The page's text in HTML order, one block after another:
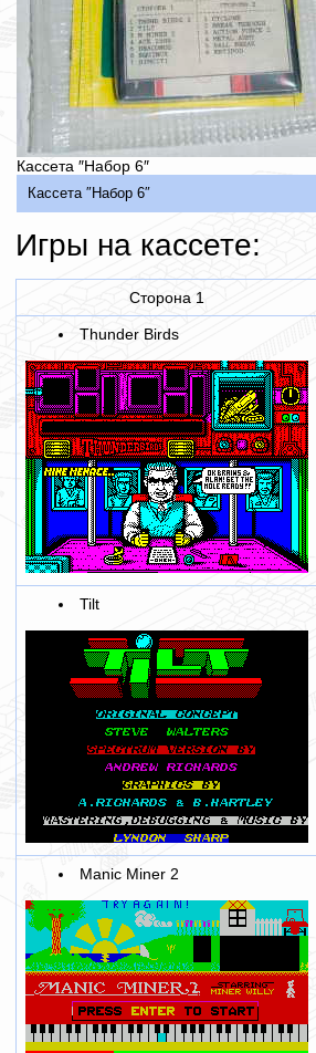
Кассета ″Набор 6″
Кассета ″Набор 6″
Игры на кассете:
Сторона 1
Thunder Birds
Tilt
Manic Miner 2